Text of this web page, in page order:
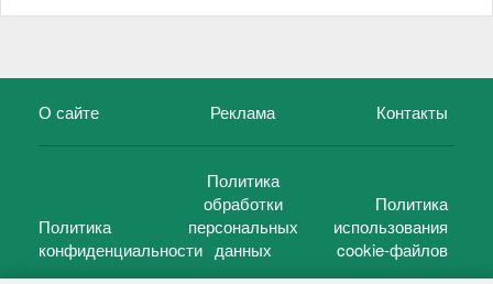
О сайте Реклама Контакты
Политика
конфиденциальности
Политика
обработки
персональных
данных
Политика
использования
cookie-файлов